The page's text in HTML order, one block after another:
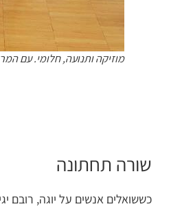
מוזיקה ותנועה, חלומי. עם
שורה תחתונה
כששואלים אנשים על יוגה, רובם